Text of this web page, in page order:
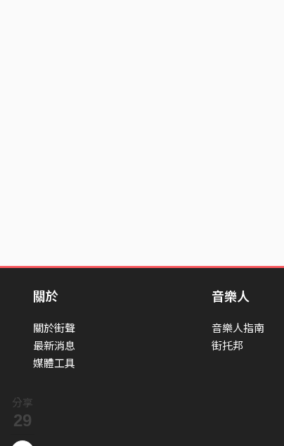
分享
29
關於
關於街聲
最新消息
媒體工具
音樂人
音樂人指南
街托邦